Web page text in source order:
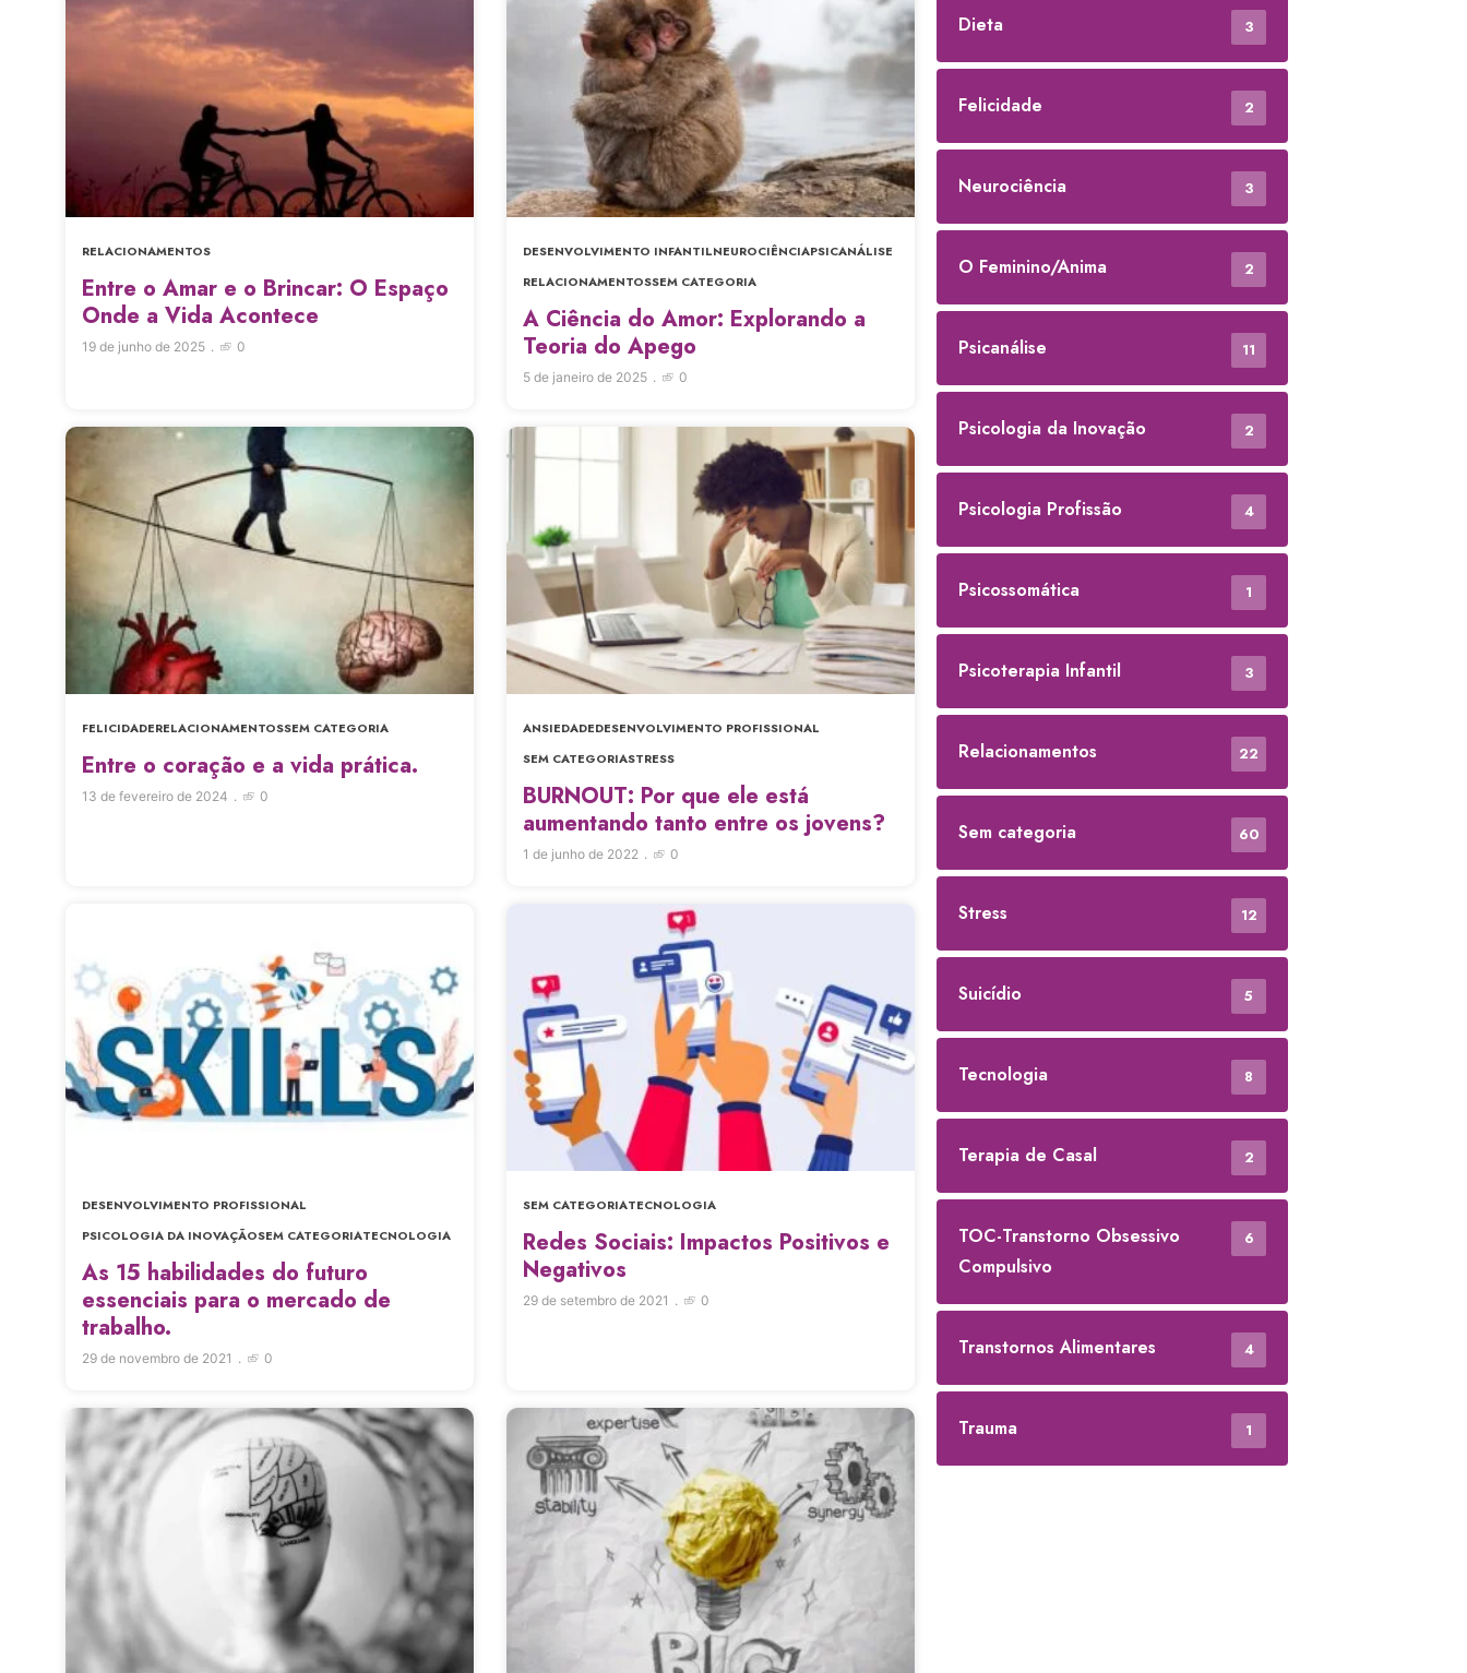
RELACIONAMENTOS
Entre o Amar e o Brincar: O Espaço
Onde a Vida Acontece
19 de junho de 2025 0
DESENVOLVIMENTO INFANTILNEUROCIÊNCIAPSICANÁLISE
RELACIONAMENTOSSEM CATEGORIA
A Ciência do Amor: Explorando a
Teoria do Apego
5 de janeiro de 2025 0
FELICIDADERELACIONAMENTOSSEM CATEGORIA
Entre o coração e a vida prática.
13 de fevereiro de 2024 0
ANSIEDADEDESENVOLVIMENTO PROFISSIONAL
SEM CATEGORIASTRESS
BURNOUT: Por que ele está
aumentando tanto entre os jovens?
1 de junho de 2022 0
DESENVOLVIMENTO PROFISSIONAL
PSICOLOGIA DA INOVAÇÃOSEM CATEGORIATECNOLOGIA
As 15 habilidades do futuro
essenciais para o mercado de
trabalho.
29 de novembro de 2021 0
SEM CATEGORIATECNOLOGIA
Redes Sociais: Impactos Positivos e
Negativos
29 de setembro de 2021 0
Dieta 3
Felicidade 2
Neurociência 3
O Feminino/Anima 2
Psicanálise 11
Psicologia da Inovação 2
Psicologia Profissão 4
Psicossomática 1
Psicoterapia Infantil 3
Relacionamentos 22
Sem categoria 60
Stress 12
Suicídio 5
Tecnologia 8
Terapia de Casal 2
TOC-Transtorno Obsessivo
Compulsivo
6
Transtornos Alimentares 4
Trauma 1